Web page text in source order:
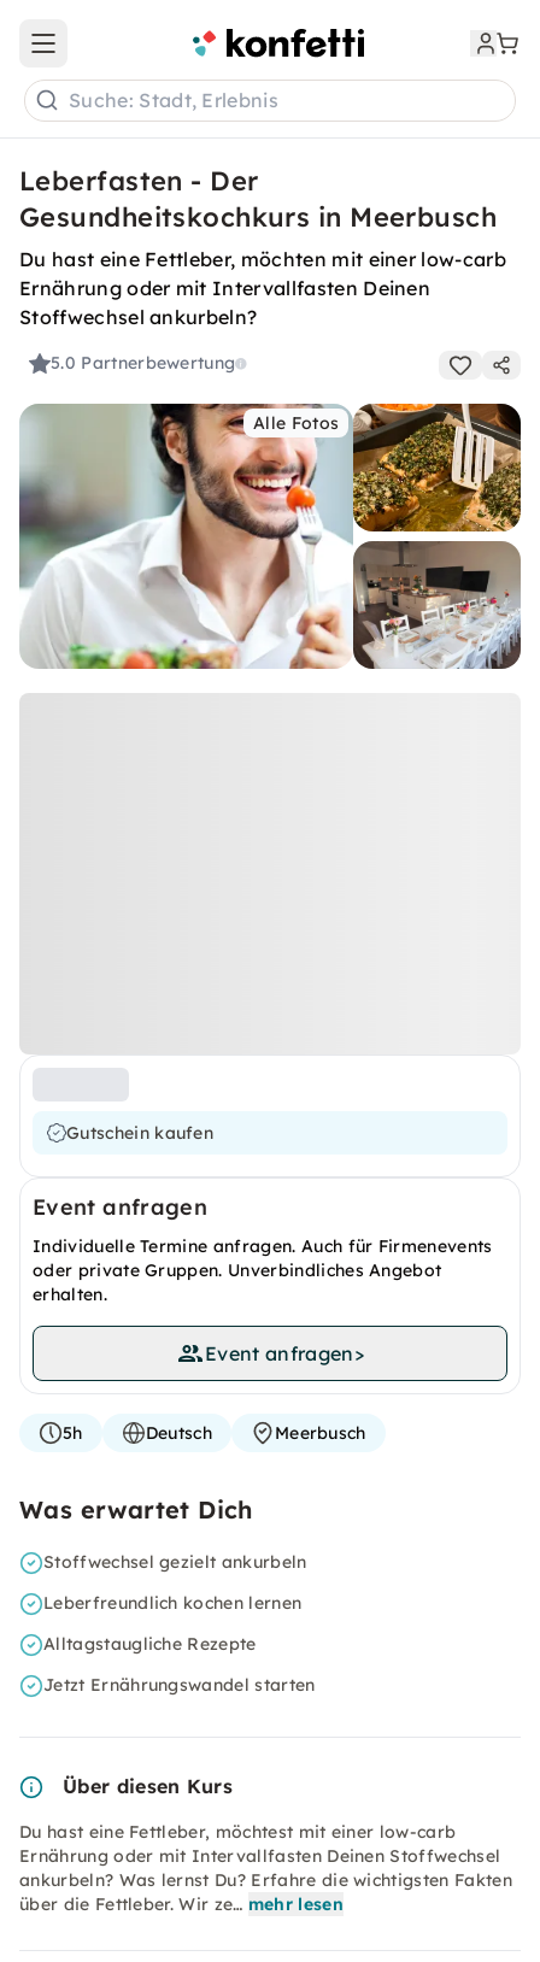
Open main menu
Suche: Stadt, Erlebnis
Leberfasten - Der
Gesundheitskochkurs in Meerbusch
Du hast eine Fettleber, möchten mit einer low-carb
Ernährung oder mit Intervallfasten Deinen
Stoffwechsel ankurbeln?
5.0 Partnerbewertung
Alle Fotos
Gutschein kaufen
Event anfragen
Individuelle Termine anfragen. Auch für Firmenevents
oder private Gruppen. Unverbindliches Angebot
erhalten.
Event anfragen>
5h Deutsch Meerbusch
Was erwartet Dich
Stoffwechsel gezielt ankurbeln
Leberfreundlich kochen lernen
Alltagstaugliche Rezepte
Jetzt Ernährungswandel starten
Über diesen Kurs
Du hast eine Fettleber, möchtest mit einer low-carb
Ernährung oder mit Intervallfasten Deinen Stoffwechsel
ankurbeln? Was lernst Du? Erfahre die wichtigsten Fakten
über die Fettleber. Wir ze… mehr lesen